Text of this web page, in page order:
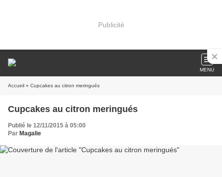
Publicité
MENU
Accueil » Cupcakes au citron meringués
Cupcakes au citron meringués
Publié le 12/11/2015 à 05:00
Par Magalie